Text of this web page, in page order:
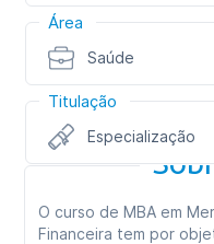
Área
Saúde
Titulação
Especialização
O curso de MBA em
Financeira tem por